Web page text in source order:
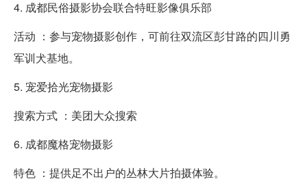
4. 成都民俗摄影协会联合特旺影像俱乐部
活动 ：参与宠物摄影创作，可前往双流区彭甘路的四川勇
军训犬基地。
5. 宠爱拾光宠物摄影
搜索方式 ：美团大众搜索
6. 成都魔格宠物摄影
特色 ：提供足不出户的丛林大片拍摄体验。